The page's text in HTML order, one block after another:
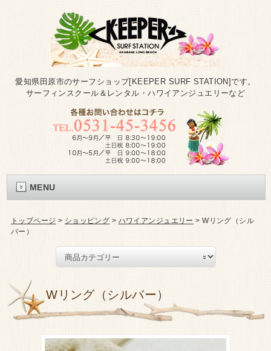
愛知県田原市のサーフショップ[KEEPER SURF STATION]です。
サーフィンスクール＆レンタル・ハワイアンジュエリーなど
MENU
トップページ > ショッピング > ハワイアンジュエリー >Wリング（シル
バー）
Wリング（シルバー）